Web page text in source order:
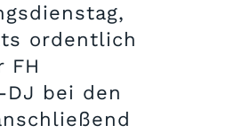
ordentlich
FH
DJ bei den